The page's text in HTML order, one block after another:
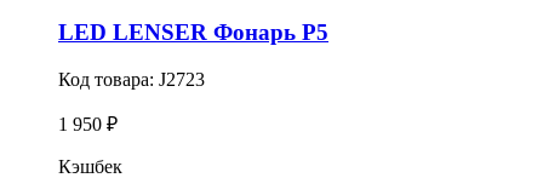
LED LENSER Фонарь P5
Код товара: J2723
1 950 ₽
Кэшбек